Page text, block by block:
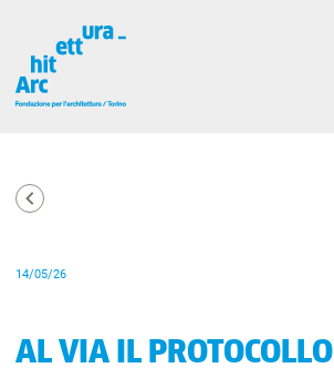
14/05/26
AL VIA IL PROTOCOLLO